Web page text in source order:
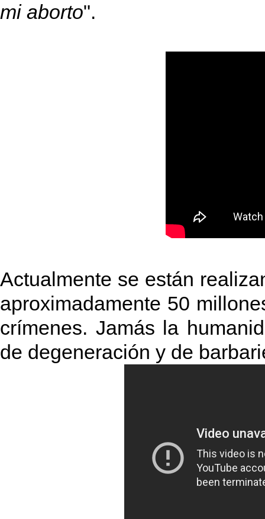
mi aborto".
Actualmente se están
aproximadamente 50
crímenes. Jamás la
de degeneración y de